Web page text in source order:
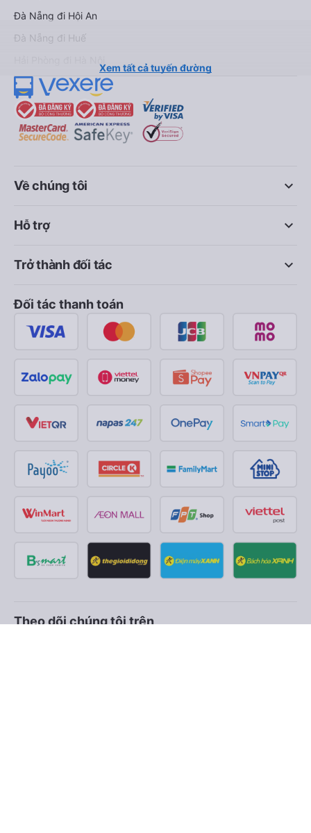
Đà Nẵng đi Hội An
Đà Nẵng đi Huế
Xem tất cả tuyến đường
keyboard_arrow_down
Về chúng tôi
keyboard_arrow_down
Hỗ trợ
keyboard_arrow_down
Trở thành đối tác
Đối tác thanh toán
Theo dõi chúng tôi trên